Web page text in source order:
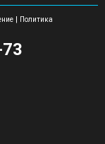
| Политика